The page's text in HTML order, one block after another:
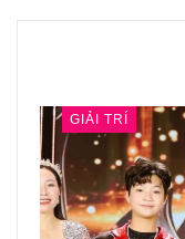
GIẢI TRÍ